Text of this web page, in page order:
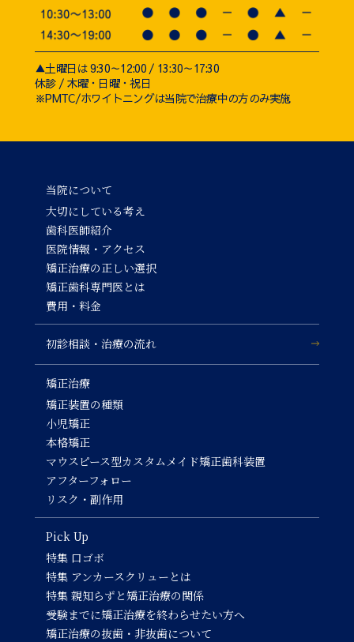
▲土曜日は 9:30～12:00 / 13:30～17:30
休診 / 木曜・日曜・祝日
※PMTC/ホワイトニングは当院で治療中の方のみ実施
当院について
大切にしている考え
歯科医師紹介
医院情報・アクセス
矯正治療の正しい選択
矯正歯科専門医とは
費用・料金
初診相談・治療の流れ
矯正治療
矯正装置の種類
小児矯正
本格矯正
マウスピース型カスタムメイド矯正歯科装置
アフターフォロー
リスク・副作用
Pick Up
特集 口ゴボ
特集 アンカースクリューとは
特集 親知らずと矯正治療の関係
受験までに矯正治療を終わらせたい方へ
矯正治療の抜歯・非抜歯について